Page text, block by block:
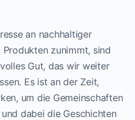
an nachhaltiger
zunimmt, sind
Gut, das wir weiter
Es ist an der Zeit,
um die Gemeinschaften
dabei die Geschichten